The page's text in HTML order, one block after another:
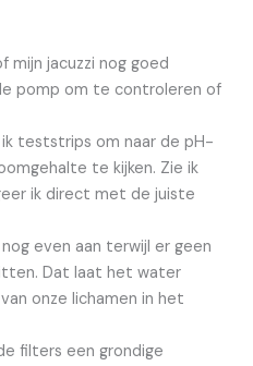
mijn jacuzzi nog goed
pomp om te controleren of
teststrips om naar de pH-
te kijken. Zie ik
ik direct met de juiste
even aan terwijl er geen
Dat laat het water
onze lichamen in het
filters een grondige